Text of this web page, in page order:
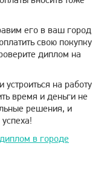
его в ваш город
свою покупку
диплом на
на работу
время и деньги не
решения, и
диплом в городе